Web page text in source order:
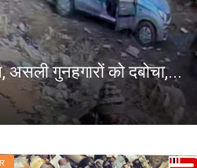
गुनहगारों को दबोचा,...